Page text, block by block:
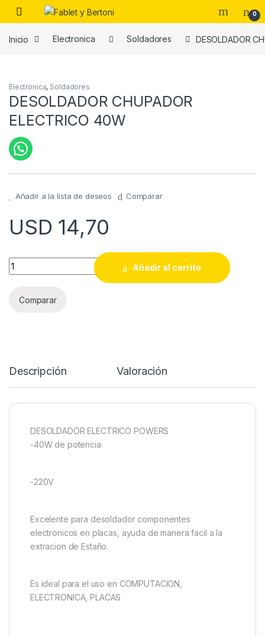
Skip to navigation
Skip to content
0
Inicio Electronica Soldadores DESOLDADOR
Electronica, Soldadores
DESOLDADOR CHUPADOR
ELECTRICO 40W
Añadir a la lista de deseos Comparar
USD 14,70
DESOLDADOR CHUPADOR ELECTRICO 40W quantity
Añadir al carrito
Comparar
Descripción Valoración
DESOLDADOR ELECTRICO POWERS
-40W de potencia
-220V
Excelente para desoldador componentes
electronicos en placas, ayuda de manera facil a la
extracion de Estaño.
Es ideal para el uso en COMPUTACION,
ELECTRONICA, PLACAS